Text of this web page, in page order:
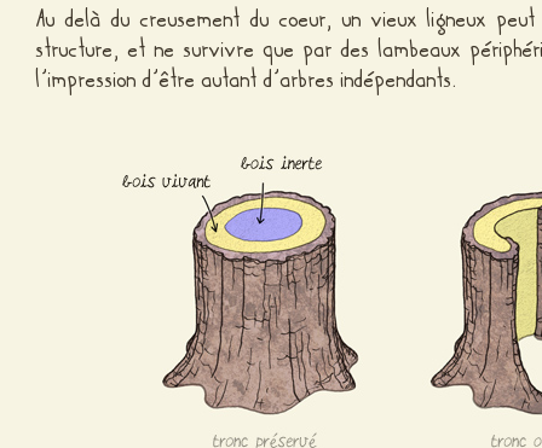
Au delà du creusement du coeur, un vieux ligneux
structure, et ne survivre que par des lambeaux
l’impression d’être autant d’arbres indépendants.